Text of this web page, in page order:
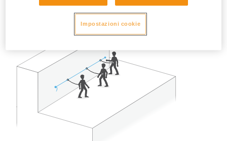
GRILLON installato come linea vita.
Impostazioni cookie